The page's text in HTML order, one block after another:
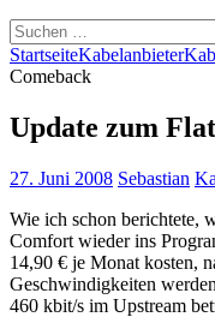
Suchen
nach:
StartseiteKabelanbieter
Comeback
Update zum
27. Juni 2008 Sebastian
Wie ich schon berichtete,
Comfort wieder ins
14,90 € je Monat kosten,
Geschwindigkeiten
460 kbit/s im Upstream